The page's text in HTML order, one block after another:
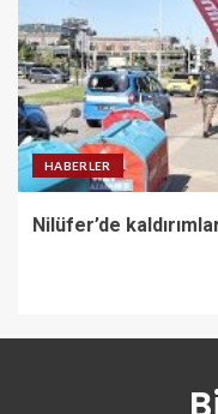
HABERLER
Nilüfer’de